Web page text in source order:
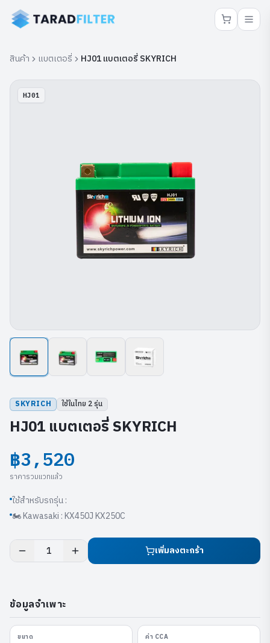
สินค้า แบตเตอรี่ HJ01 แบตเตอรี่ SKYRICH
HJ01
SKYRICH ใช้ในไทย 2รุ่น
HJ01 แบตเตอรี่ SKYRICH
฿3,520
ราคารวมแวทแล้ว
ใช้สำหรับรถรุ่น :
🏍 Kawasaki : KX450J KX250C
1 เพิ่มลงตะกร้า
ข้อมูลจำเพาะ
ขนาด ค่า CCA